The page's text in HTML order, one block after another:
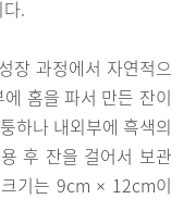
.
장 과정에서 자연적으
홈을 파서 만든 잔이
하나 내외부에 흑색의
후 잔을 걸어서 보관
기는 9cm × 12cm이